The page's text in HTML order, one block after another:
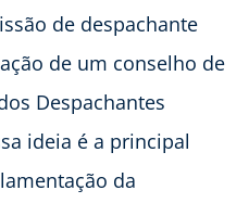
de despachante
de um conselho de
Despachantes
ideia é a principal
da